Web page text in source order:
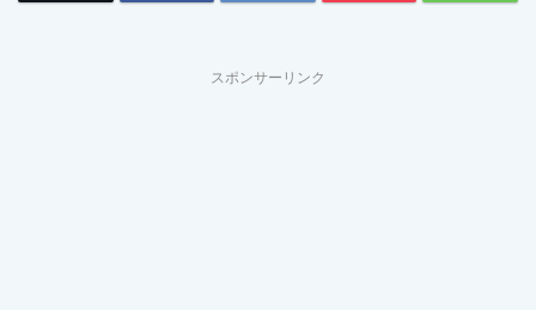
スポンサーリンク